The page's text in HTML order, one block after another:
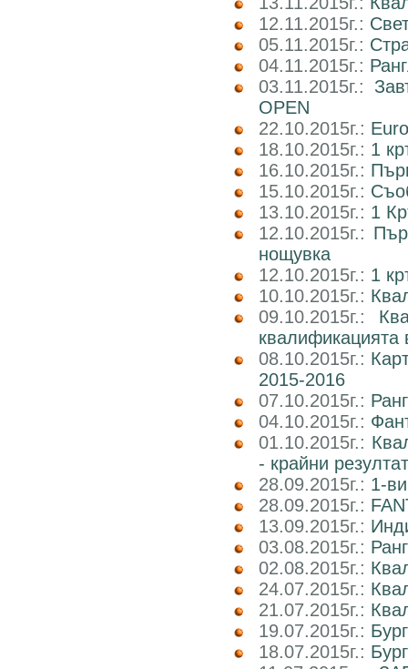
12.11.2015г.:
05.11.2015г.:
04.11.2015г.:
03.11.2015г.:
OPEN
22.10.2015г.:
18.10.2015г.: 1
16.10.2015г.:
15.10.2015г.:
13.10.2015г.: 1
12.10.2015г.:
нощувка
12.10.2015г.: 1
10.10.2015г.:
09.10.2015г.:
квалификацията
08.10.2015г.:
2015-2016
07.10.2015г.:
04.10.2015г.:
01.10.2015г.:
- крайни
28.09.2015г.: 1-
28.09.2015г.:
13.09.2015г.:
03.08.2015г.:
02.08.2015г.:
24.07.2015г.:
21.07.2015г.:
19.07.2015г.:
18.07.2015г.: